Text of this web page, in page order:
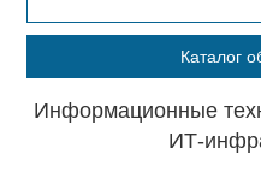
Каталог
Информационные
ИТ-